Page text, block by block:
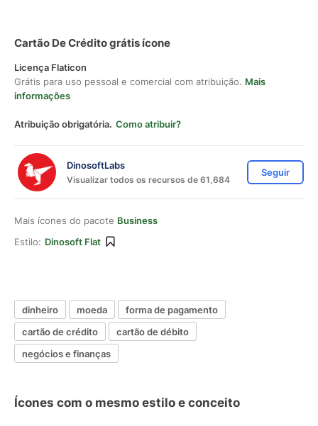
Cartão De Crédito grátis ícone
Licença Flaticon
Grátis para uso pessoal e comercial com atribuição. Mais
informações
Atribuição obrigatória. Como atribuir?
DinosoftLabs
Visualizar todos os recursos de 61,684
Seguir
Mais ícones do pacote Business
Estilo: Dinosoft Flat
dinheiro moeda
forma de pagamento
cartão de crédito
cartão de débito
negócios e finanças
Ícones com o mesmo estilo e conceito